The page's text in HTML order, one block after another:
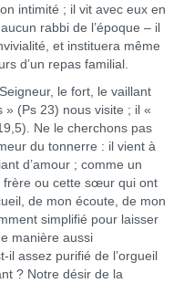
intimité ; il vit avec eux en
rabbi de l’époque – il
et instituera même
d’un repas familial.
le fort, le vaillant
» (Ps 23) nous visite ; il «
Ne le cherchons pas
du tonnerre : il vient à
d’amour ; comme un
frère ou cette sœur qui ont
de mon écoute, de mon
simplifié pour laisser
manière aussi
assez purifié de l’orgueil
? Notre désir de la